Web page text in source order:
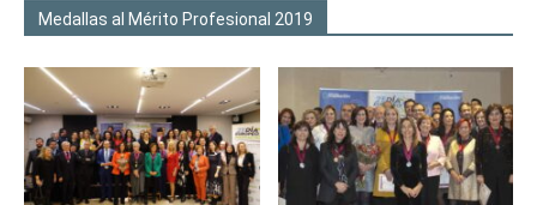
Medallas al Mérito Profesional 2019